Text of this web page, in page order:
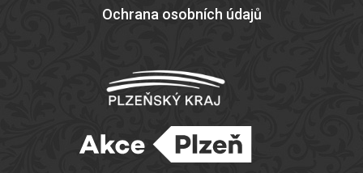
Ochrana osobních údajů